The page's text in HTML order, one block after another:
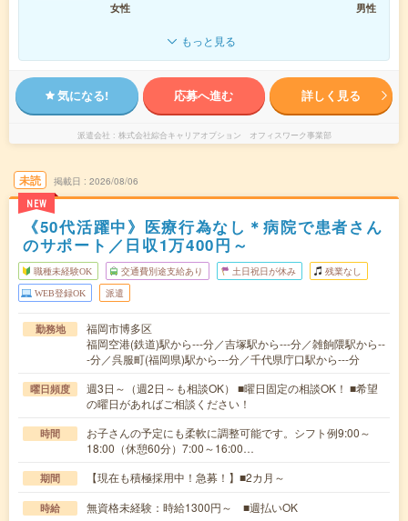
女性
男性
もっと見る
気になる! 応募へ進む 詳しく見る
派遣会社 株式会社綜合キャリアオプション オフィスワーク事業部
未読
NEW
掲載日 2026/08/06
《50代活躍中》医療行為なし＊病院で患者さん
のサポート／日収1万400円～
職種未経験OK 交通費別途支給あり 土日祝日が休み 残業なし
WEB登録OK 派遣
勤務地
福岡市博多区
福岡空港(鉄道)駅から---分／吉塚駅から---分／雑餉隈駅から--
-分／呉服町(福岡県)駅から---分／千代県庁口駅から---分
曜日頻度
週3日～（週2日～も相談OK） ■曜日固定の相談OK！ ■希望
の曜日があればご相談ください！
時間
お子さんの予定にも柔軟に調整可能です。シフト例9:00～
18:00（休憩60分）7:00～16:00…
期間 【現在も積極採用中！急募！】■2カ月～
時給 無資格未経験：時給1300円～ ■週払いOK